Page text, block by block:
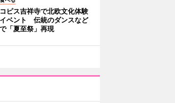
コピス吉祥寺で北欧文化体験
イベント 伝統のダンスなど
で「夏至祭」再現